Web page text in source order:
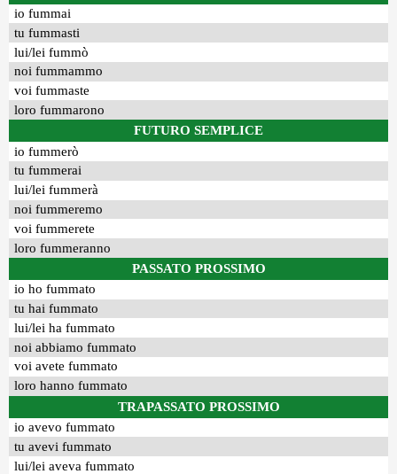
io fummai
tu fummasti
lui/lei fummò
noi fummammo
voi fummaste
loro fummarono
FUTURO SEMPLICE
io fummerò
tu fummerai
lui/lei fummerà
noi fummeremo
voi fummerete
loro fummeranno
PASSATO PROSSIMO
io ho fummato
tu hai fummato
lui/lei ha fummato
noi abbiamo fummato
voi avete fummato
loro hanno fummato
TRAPASSATO PROSSIMO
io avevo fummato
tu avevi fummato
lui/lei aveva fummato